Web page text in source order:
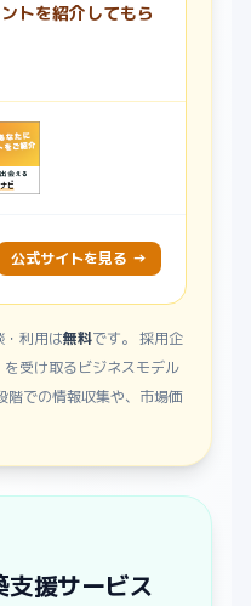
トを紹介してもら
公式サイトを見る →
利用は無料です。 採用企
を受け取るビジネスモデル
階での情報収集や、市場価
支援サービス